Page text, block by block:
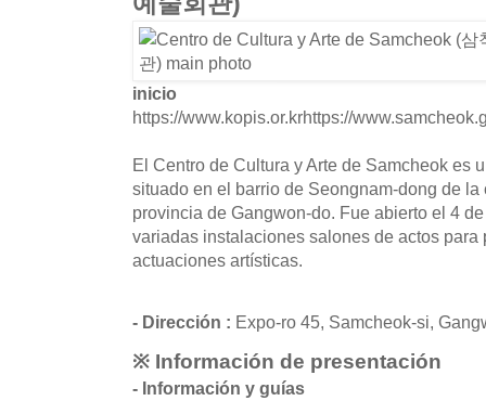
inicio
https://www.kopis.or.krhttps://
El Centro de Cultura y Arte de Samcheok es
situado en el barrio de Seongnam-dong de
provincia de Gangwon-do. Fue abierto el 4
variadas instalaciones salones de actos para
actuaciones artísticas.
- Dirección : Expo-ro 45, Samcheok-si,
※ Información de presentación
- Información y guías